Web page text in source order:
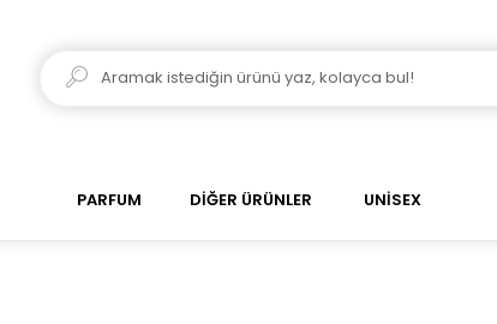
PARFUM DİĞER ÜRÜNLER UNİSEX